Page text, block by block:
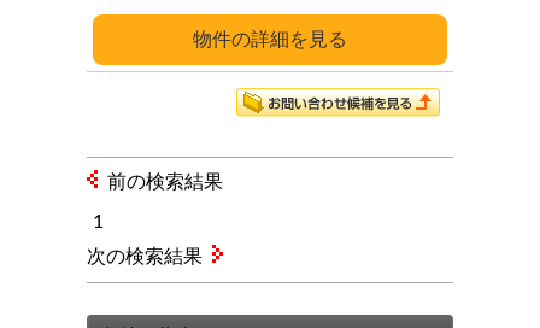
詳細
前の検索結果
1